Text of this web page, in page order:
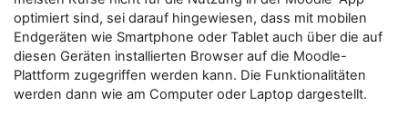
optimiert sind, sei darauf hingewiesen, dass mit mobilen
Endgeräten wie Smartphone oder Tablet auch über die auf
diesen Geräten installierten Browser auf die Moodle-
Plattform zugegriffen werden kann. Die Funktionalitäten
werden dann wie am Computer oder Laptop dargestellt.